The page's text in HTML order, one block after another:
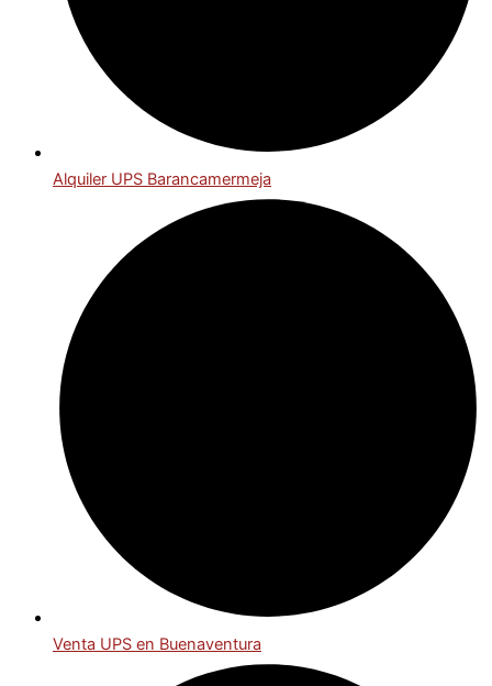
Alquiler UPS Barancamermeja
Venta UPS en Buenaventura